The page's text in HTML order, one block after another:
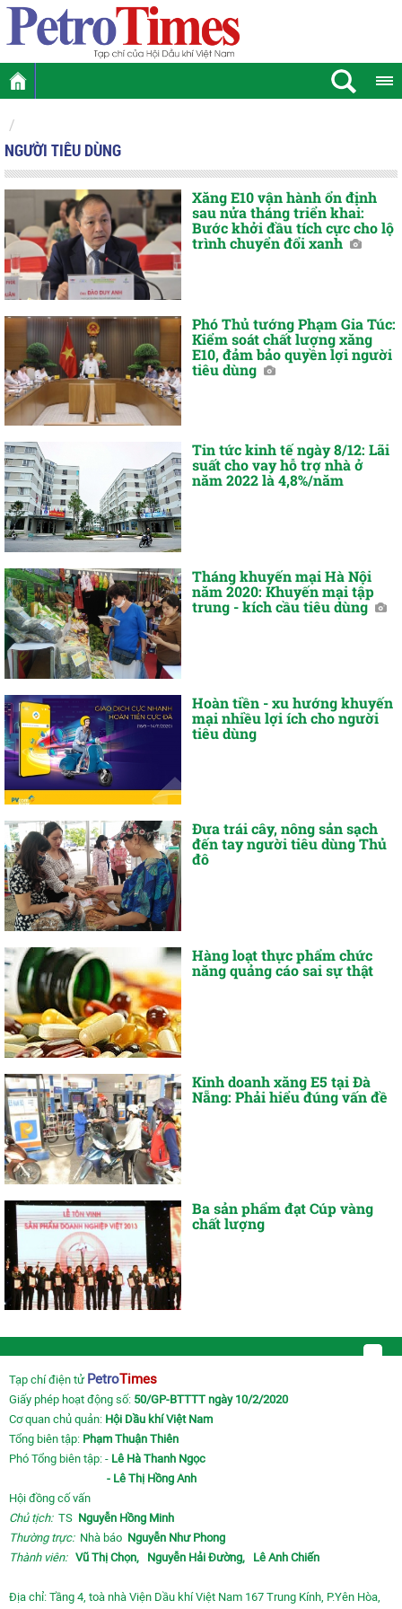
NGƯỜI TIÊU DÙNG
Xăng E10 vận hành ổn định
sau nửa tháng triển khai:
Bước khởi đầu tích cực cho lộ
trình chuyển đổi xanh
Phó Thủ tướng Phạm Gia Túc:
Kiểm soát chất lượng xăng
E10, đảm bảo quyền lợi người
tiêu dùng
Tin tức kinh tế ngày 8/12: Lãi
suất cho vay hỗ trợ nhà ở
năm 2022 là 4,8%/năm
Tháng khuyến mại Hà Nội
năm 2020: Khuyến mại tập
trung - kích cầu tiêu dùng
Hoàn tiền - xu hướng khuyến
mại nhiều lợi ích cho người
tiêu dùng
Đưa trái cây, nông sản sạch
đến tay người tiêu dùng Thủ
đô
Hàng loạt thực phẩm chức
năng quảng cáo sai sự thật
Kinh doanh xăng E5 tại Đà
Nẵng: Phải hiểu đúng vấn đề
Ba sản phẩm đạt Cúp vàng
chất lượng
Tạp chí điện tử PetroTimes
Giấy phép hoạt động số: 50/GP-BTTTT ngày 10/2/2020
Cơ quan chủ quản: Hội Dầu khí Việt Nam
Tổng biên tập: Phạm Thuận Thiên
Phó Tổng biên tập: - Lê Hà Thanh Ngọc
- Lê Thị Hồng Anh
Hội đồng cố vấn
Chủ tịch:TS Nguyễn Hồng Minh
Thường trực: Nhà báo Nguyễn Như Phong
Thành viên: Vũ Thị Chọn, Nguyễn Hải Đường, Lê Anh Chiến
Địa chỉ: Tầng 4, toà nhà Viện Dầu khí Việt Nam 167 Trung Kính, P.Yên Hòa,